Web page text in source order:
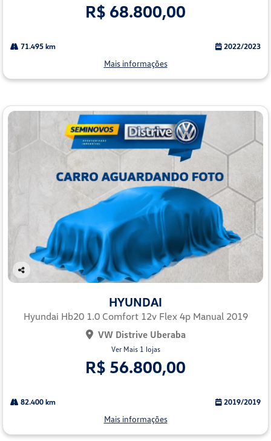
R$ 68.800,00
71.495 km 2022/2023
Mais informações
Co
lhe
HYUNDAI
Hyundai Hb20 1.0 Comfort 12v Flex 4p Manual 2019
VW Distrive Uberaba
Ver Mais 1 lojas
R$ 56.800,00
82.400 km 2019/2019
Mais informações